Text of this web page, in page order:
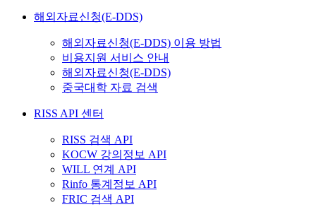
해외자료신청(E-DDS)
해외자료신청(E-DDS) 이용 방법
비용지원 서비스 안내
해외자료신청(E-DDS)
중국대학 자료 검색
RISS API 센터
RISS 검색 API
KOCW 강의정보 API
WILL 연계 API
Rinfo 통계정보 API
FRIC 검색 API